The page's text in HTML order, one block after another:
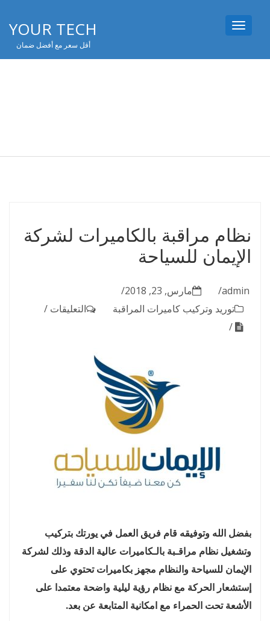
YOUR TECH
أقل سعر مع أفضل ضمان
Toggle
navigation
نظام مراقبة بالكاميرات لشركة
الإيمان للسياحة
admin
مارس, 23, 2018
توريد وتركيب كاميرات المراقبة
التعليقات على
بفضل الله وتوفيقه قام فريق العمل في يورتك بتركيب
وتشغيل نظام مراقـبة بالـكاميرات عالية الدقة وذلك لشركة
الإيمان للسياحة والنظام مجهز بكاميرات تحتوي على
إستشعار الحركة مع نظام رؤية ليلية واضحة معتمدا على
الأشعة تحت الحمراء مع امكانية المتابعة عن بعد.